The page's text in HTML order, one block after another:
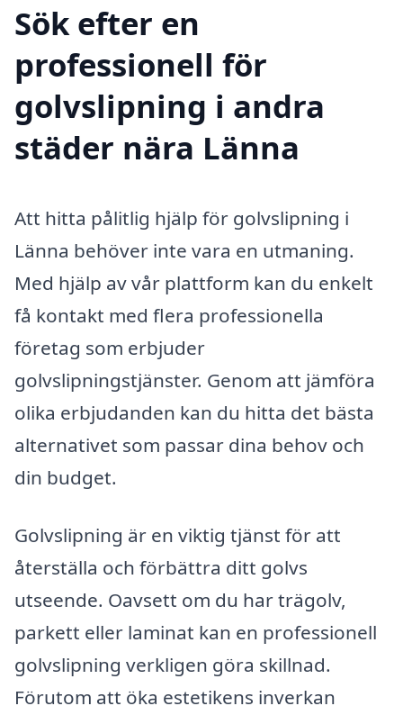
Sök efter en
professionell för
golvslipning i andra
städer nära Länna
Att hitta pålitlig hjälp för golvslipning i
Länna behöver inte vara en utmaning.
Med hjälp av vår plattform kan du enkelt
få kontakt med flera professionella
företag som erbjuder
golvslipningstjänster. Genom att jämföra
olika erbjudanden kan du hitta det bästa
alternativet som passar dina behov och
din budget.
Golvslipning är en viktig tjänst för att
återställa och förbättra ditt golvs
utseende. Oavsett om du har trägolv,
parkett eller laminat kan en professionell
golvslipning verkligen göra skillnad.
Förutom att öka estetikens inverkan